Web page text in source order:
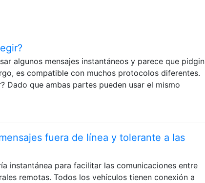
algunos mensajes instantáneos y parece que pidgin
es compatible con muchos protocolos diferentes.
Dado que ambas partes pueden usar el mismo
fuera de línea y tolerante a las
instantánea para facilitar las comunicaciones entre
remotas. Todos los vehículos tienen conexión a